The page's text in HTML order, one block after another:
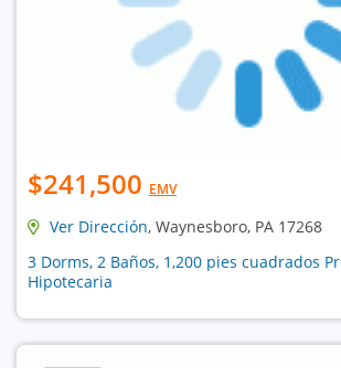
$241,500 EMV
Ver Dirección, Waynesboro, PA 17268
3 Dorms, 2 Baños, 1,200 pies cuadrados
Hipotecaria